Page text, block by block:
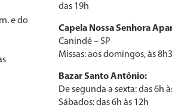
e do
das 19h
Capela Nossa Senhora
Canindé – SP
Missas: aos domingos, às
Bazar Santo Antônio:
De segunda a sexta: das 6h
Sábados: das 6h às 12h